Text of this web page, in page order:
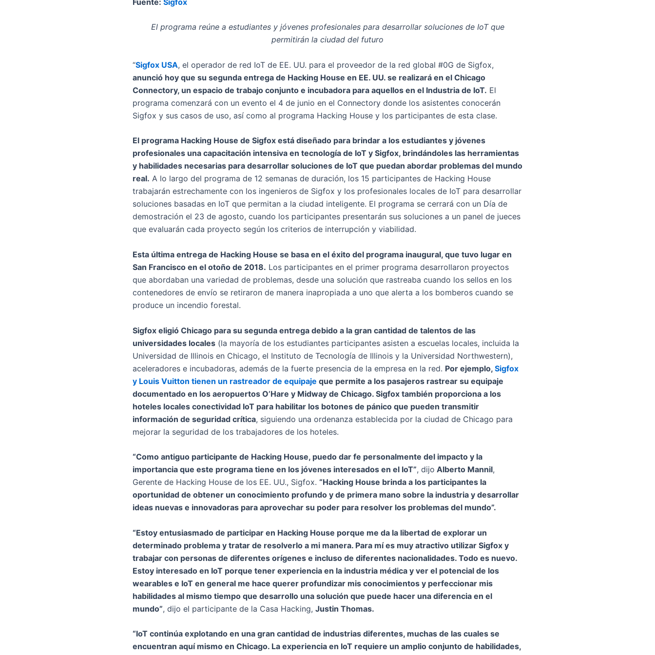
El programa reúne a estudiantes y jóvenes profesionales para desarrollar soluciones de IoT que
permitirán la ciudad del futuro
“Sigfox USA, el operador de red IoT de EE. UU. para el proveedor de la red global #0G de Sigfox,
anunció hoy que su segunda entrega de Hacking House en EE. UU. se realizará en el Chicago
Connectory, un espacio de trabajo conjunto e incubadora para aquellos en el Industria de IoT. El
programa comenzará con un evento el 4 de junio en el Connectory donde los asistentes conocerán
Sigfox y sus casos de uso, así como al programa Hacking House y los participantes de esta clase.
El programa Hacking House de Sigfox está diseñado para brindar a los estudiantes y jóvenes
profesionales una capacitación intensiva en tecnología de IoT y Sigfox, brindándoles las herramientas
y habilidades necesarias para desarrollar soluciones de IoT que puedan abordar problemas del mundo
real. A lo largo del programa de 12 semanas de duración, los 15 participantes de Hacking House
trabajarán estrechamente con los ingenieros de Sigfox y los profesionales locales de IoT para desarrollar
soluciones basadas en IoT que permitan a la ciudad inteligente. El programa se cerrará con un Día de
demostración el 23 de agosto, cuando los participantes presentarán sus soluciones a un panel de jueces
que evaluarán cada proyecto según los criterios de interrupción y viabilidad.
Esta última entrega de Hacking House se basa en el éxito del programa inaugural, que tuvo lugar en
San Francisco en el otoño de 2018. Los participantes en el primer programa desarrollaron proyectos
que abordaban una variedad de problemas, desde una solución que rastreaba cuando los sellos en los
contenedores de envío se retiraron de manera inapropiada a uno que alerta a los bomberos cuando se
produce un incendio forestal.
Sigfox eligió Chicago para su segunda entrega debido a la gran cantidad de talentos de las
universidades locales (la mayoría de los estudiantes participantes asisten a escuelas locales, incluida la
Universidad de Illinois en Chicago, el Instituto de Tecnología de Illinois y la Universidad Northwestern),
aceleradores e incubadoras, además de la fuerte presencia de la empresa en la red. Por ejemplo, Sigfox
y Louis Vuitton tienen un rastreador de equipaje que permite a los pasajeros rastrear su equipaje
documentado en los aeropuertos O’Hare y Midway de Chicago. Sigfox también proporciona a los
hoteles locales conectividad IoT para habilitar los botones de pánico que pueden transmitir
información de seguridad crítica, siguiendo una ordenanza establecida por la ciudad de Chicago para
mejorar la seguridad de los trabajadores de los hoteles.
“Como antiguo participante de Hacking House, puedo dar fe personalmente del impacto y la
importancia que este programa tiene en los jóvenes interesados ​​en el IoT”, dijo Alberto Mannil,
Gerente de Hacking House de los EE. UU., Sigfox. “Hacking House brinda a los participantes la
oportunidad de obtener un conocimiento profundo y de primera mano sobre la industria y desarrollar
ideas nuevas e innovadoras para aprovechar su poder para resolver los problemas del mundo”.
“Estoy entusiasmado de participar en Hacking House porque me da la libertad de explorar un
determinado problema y tratar de resolverlo a mi manera. Para mí es muy atractivo utilizar Sigfox y
trabajar con personas de diferentes orígenes e incluso de diferentes nacionalidades. Todo es nuevo.
Estoy interesado en IoT porque tener experiencia en la industria médica y ver el potencial de los
wearables e IoT en general me hace querer profundizar mis conocimientos y perfeccionar mis
habilidades al mismo tiempo que desarrollo una solución que puede hacer una diferencia en el
mundo”, dijo el participante de la Casa Hacking, Justin Thomas.
“IoT continúa explotando en una gran cantidad de industrias diferentes, muchas de las cuales se
encuentran aquí mismo en Chicago. La experiencia en IoT requiere un amplio conjunto de habilidades,